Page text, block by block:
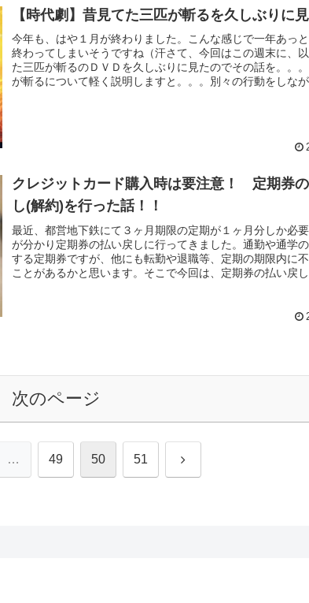
【時代劇】昔見てた三匹が斬るを久しぶりに見
今年も、はや１月が終わりました。こんな感じで一年あっ
終わってしまいそうですね（汗さて、今回はこの週末に、
た三匹が斬るのＤＶＤを久しぶりに見たのでその話を。。
が斬るについて軽く説明しますと。。。別々の行動をしな
クレジットカード購入時は要注意！ 定期券
し(解約)を行った話！！
最近、都営地下鉄にて３ヶ月期限の定期が１ヶ月分しか必
が分かり定期券の払い戻しに行ってきました。通勤や通学
する定期券ですが、他にも転勤や退職等、定期の期限内に
ことがあるかと思います。そこで今回は、定期券の払い戻し
次のページ
… 49 50 51 次